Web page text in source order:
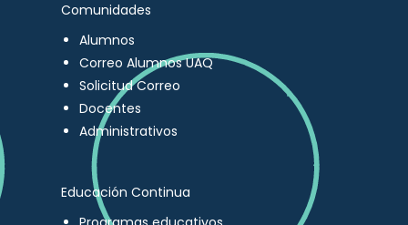
Comunidades
Alumnos
Correo Alumnos UAQ
Solicitud Correo
Docentes
Administrativos
Educación Continua